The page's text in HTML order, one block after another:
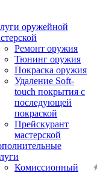
оружейной
Ремонт оружия
Тюнинг оружия
Покраска оружия
Удаление Soft-
touch покрытия с
последующей
покраской
Прейскурант
мастерской
Комиссионный